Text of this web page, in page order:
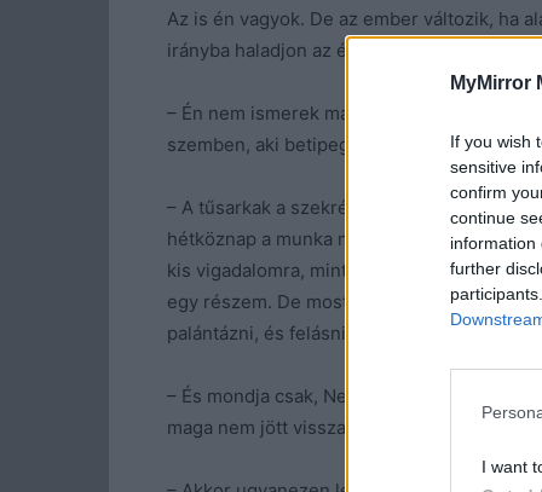
MyMirror
If you wish
sensitive
confirm
continue
information
further
I want
Az is én vagyok. De az ember változik, ha
irányba haladjon az életében. És ha tud
– Én nem ismerek magára, Nelli – szólt a
szemben, aki betipegett a rendelőmbe a
– A tűsarkak a szekrényben pihennek,
hétköznap a munka miatt sportcipőben és
kis vigadalomra, mint ma este is,
egy részem. De most már megismertem a
palántázni, és felásni a kertet.
– És mondja csak, Nellike, a magánélete
maga nem jött vissza Pestre. Ezért is